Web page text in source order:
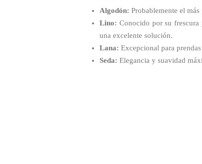
Algodón: Probablemente el
Lino: Conocido por su frescura
una excelente solución.
Lana: Excepcional para
Seda: Elegancia y suavidad